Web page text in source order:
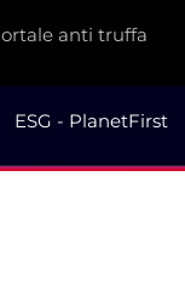
anti truffa
ESG - PlanetFirst